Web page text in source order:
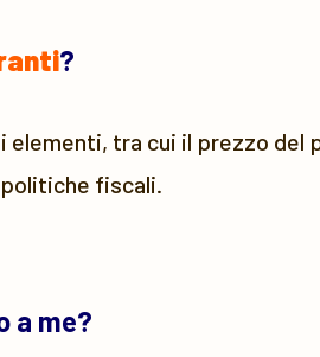
?
tra cui il prezzo del
fiscali.
a me?